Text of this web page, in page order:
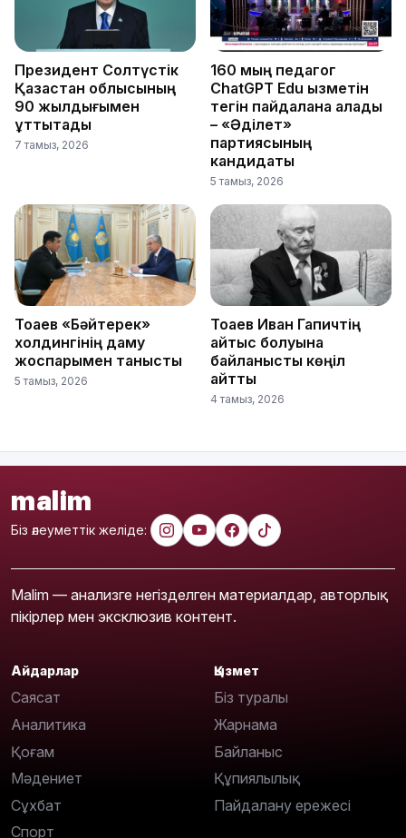
Президент Солтүстік
Қазақстан облысының
90 жылдығымен
құттықтады
7 тамыз, 2026
160 мың педагог
ChatGPT Edu қызметін
тегін пайдалана алады
– «Әділет»
партиясының
кандидаты
5 тамыз, 2026
Тоқаев «Бәйтерек»
холдингінің даму
жоспарымен танысты
5 тамыз, 2026
Тоқаев Иван Гапичтің
қайтыс болуына
байланысты көңіл
айтты
4 тамыз, 2026
malim
Біз әлеуметтік желіде:
Malim — анализге негізделген материалдар, авторлық
пікірлер мен эксклюзив контент.
Айдарлар
Саясат
Аналитика
Қоғам
Мәдениет
Сұхбат
Спорт
Қызмет
Біз туралы
Жарнама
Байланыс
Құпиялылық
Пайдалану ережесі